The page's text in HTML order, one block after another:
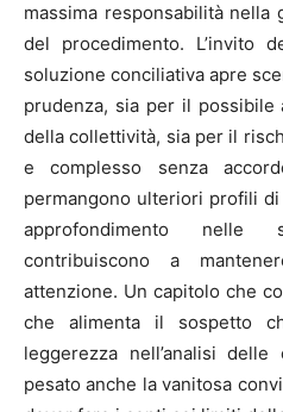
massima responsabilità
del procedimento. L’invito
soluzione conciliativa apre
prudenza, sia per il
della collettività, sia per il
e complesso senza
permangono ulteriori profili
approfondimento nelle
contribuiscono a
attenzione. Un capitolo che
che alimenta il sospetto
leggerezza nell’analisi
pesato anche la vanitosa